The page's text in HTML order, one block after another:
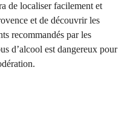
de localiser facilement et
et de découvrir les
recommandés par les
d’alcool est dangereux pour